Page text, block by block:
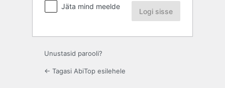
Jäta mind meelde
Unustasid parooli?
← Tagasi AbiTop esilehele